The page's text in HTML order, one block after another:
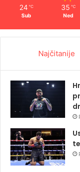
24 ℃
Sub
35 ℃
Ned
Najčitanije